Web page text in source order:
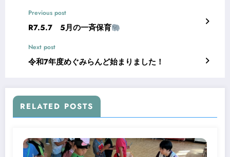
Previous post
R7.5.7 5月の一斉保育
Next post
令和7年度めぐみらんど始まりました！
RELATED POSTS